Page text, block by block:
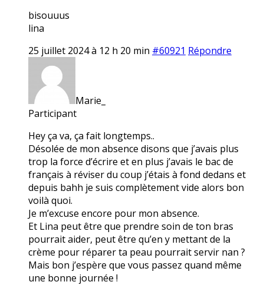
bisouuus
lina
25 juillet 2024 à 12 h 20 min #60921 Répondre
Marie_
Participant
Hey ça va, ça fait longtemps..
Désolée de mon absence disons que j’avais plus
trop la force d’écrire et en plus j’avais le bac de
français à réviser du coup j’étais à fond dedans et
depuis bahh je suis complètement vide alors bon
voilà quoi.
Je m’excuse encore pour mon absence.
Et Lina peut être que prendre soin de ton bras
pourrait aider, peut être qu’en y mettant de la
crème pour réparer ta peau pourrait servir nan ?
Mais bon j’espère que vous passez quand même
une bonne journée !